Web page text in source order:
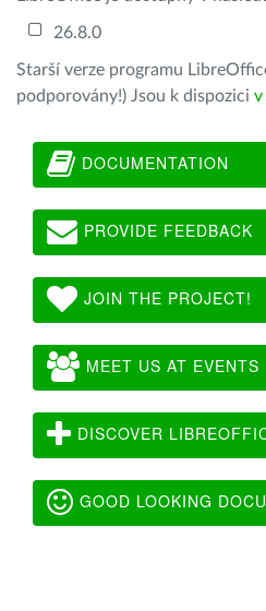
26.8.0
Starší verze programu
podporovány!) Jsou k dispozici v
DOCUMENTATION
PROVIDE FEEDBACK
JOIN THE PROJECT!
MEET US AT EVENTS
DISCOVER
GOOD LOOKING